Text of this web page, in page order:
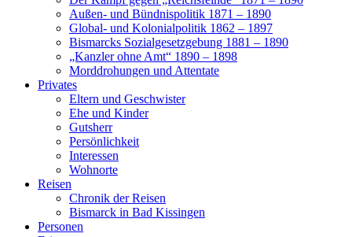
Außen- und Bündnispolitik 1871 – 1890
Global- und Kolonialpolitik 1862 – 1897
Bismarcks Sozialgesetzgebung 1881 – 1890
„Kanzler ohne Amt“ 1890 – 1898
Morddrohungen und Attentate
Privates
Eltern und Geschwister
Ehe und Kinder
Gutsherr
Persönlichkeit
Interessen
Wohnorte
Reisen
Chronik der Reisen
Bismarck in Bad Kissingen
Personen